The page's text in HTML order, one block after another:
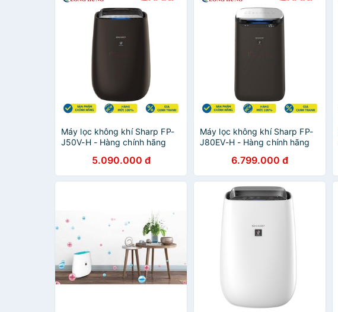
Máy lọc không khí Sharp FP-
J50V-H - Hàng chính hãng
5.090.000 đ
Máy lọc không khí Sharp FP-
J80EV-H - Hàng chính hãng
6.799.000 đ